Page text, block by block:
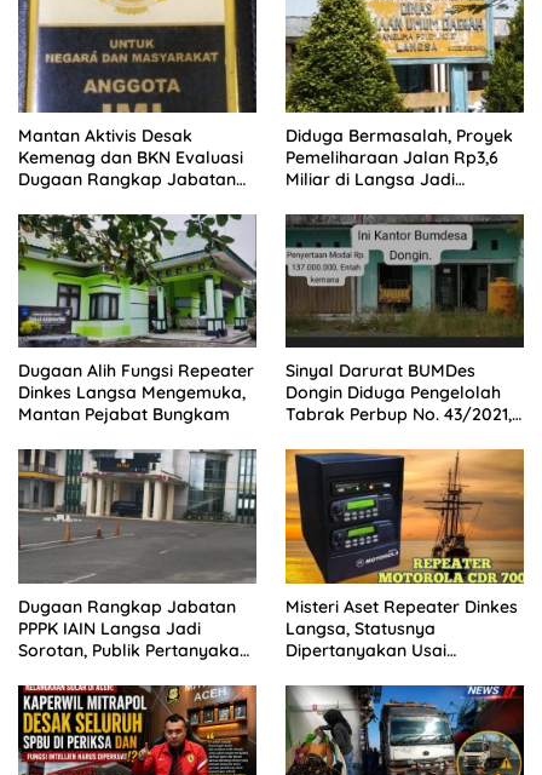
Mantan Aktivis Desak
Kemenag dan BKN Evaluasi
Dugaan Rangkap Jabatan
Diduga Bermasalah, Proyek
Pemeliharaan Jalan Rp3,6
Miliar di Langsa Jadi
Dugaan Alih Fungsi Repeater
Dinkes Langsa Mengemuka,
Mantan Pejabat Bungkam
Sinyal Darurat BUMDes
Dongin Diduga Pengelolah
Tabrak Perbup No. 43/2021,
Kontrol Sosial Desak APH
Usut Tuntas.
Dugaan Rangkap Jabatan
PPPK IAIN Langsa Jadi
Sorotan, Publik Pertanyakan
Misteri Aset Repeater Dinkes
Langsa, Statusnya
Dipertanyakan Usai